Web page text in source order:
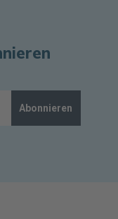
Abonnieren